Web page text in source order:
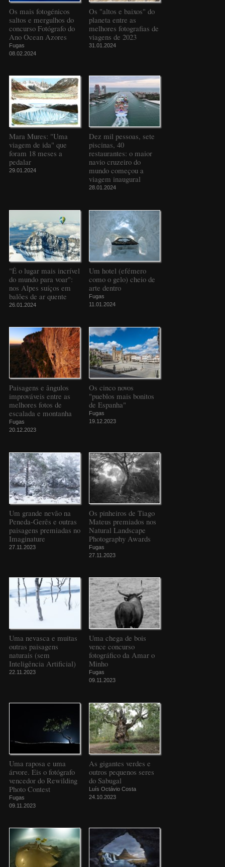
Os mais fotogénicos
saltos e mergulhos do
concurso Fotógrafo do
Ano Ocean Azores
Fugas
08.02.2024
Os "altos e baixos" do
planeta entre as
melhores fotografias de
viagens de 2023
31.01.2024
Mara Mures: "Uma
viagem de ida" que
foram 18 meses a
pedalar
29.01.2024
Dez mil pessoas, sete
piscinas, 40
restaurantes: o maior
navio cruzeiro do
mundo começou a
viagem inaugural
28.01.2024
"É o lugar mais incrível
do mundo para voar":
nos Alpes suíços em
balões de ar quente
26.01.2024
Um hotel (efémero
como o gelo) cheio de
arte dentro
Fugas
11.01.2024
Paisagens e ângulos
improváveis entre as
melhores fotos de
escalada e montanha
Fugas
20.12.2023
Os cinco novos
"pueblos mais bonitos
de Espanha"
Fugas
19.12.2023
Um grande nevão na
Peneda-Gerês e outras
paisagens premiadas no
Imaginature
27.11.2023
Os pinheiros de Tiago
Mateus premiados nos
Natural Landscape
Photography Awards
Fugas
27.11.2023
Uma nevasca e muitas
outras paisagens
naturais (sem
Inteligência Artificial)
22.11.2023
Uma chega de bois
vence concurso
fotográfico da Amar o
Minho
Fugas
09.11.2023
Uma raposa e uma
árvore. Eis o fotógrafo
vencedor do Rewilding
Photo Contest
Fugas
09.11.2023
As gigantes verdes e
outros pequenos seres
do Sabugal
Luís Octávio Costa
24.10.2023